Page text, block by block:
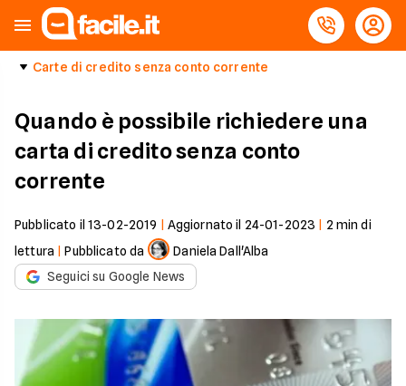
Carte di credito senza conto corrente
Quando è possibile richiedere una
carta di credito senza conto
corrente
Pubblicato il 13-02-2019 Aggiornato il 24-01-2023 2 min di
lettura |Pubblicato da
Daniela Dall'Alba
Seguici su Google News